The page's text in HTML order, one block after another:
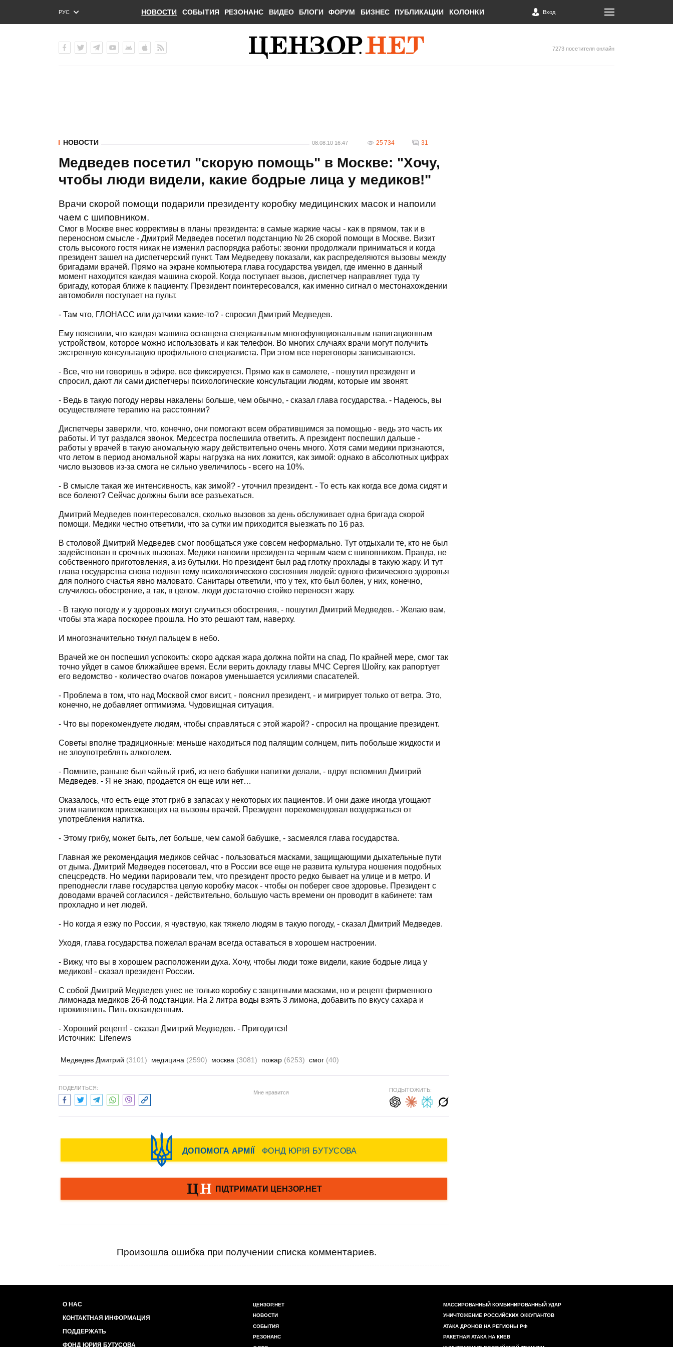
РУС
ENG
НОВОСТИ СОБЫТИЯ РЕЗОНАНС ВИДЕО БЛОГИ ФОРУМ БИЗНЕС ПУБЛИКАЦИИ КОЛОНКИ Вход
7273 посетителя онлайн
НОВОСТИ 08.08.10 16:47 25 734 31
Медведев посетил "скорую помощь" в Москве: "Хочу,
чтобы люди видели, какие бодрые лица у медиков!"
Врачи скорой помощи подарили президенту коробку медицинских масок и напоили
чаем с шиповником.
Смог в Москве внес коррективы в планы президента: в самые жаркие часы - как в прямом, так и в
переносном смысле - Дмитрий Медведев посетил подстанцию № 26 скорой помощи в Москве. Визит
столь высокого гостя никак не изменил распорядка работы: звонки продолжали приниматься и когда
президент зашел на диспетчерский пункт. Там Медведеву показали, как распределяются вызовы между
бригадами врачей. Прямо на экране компьютера глава государства увидел, где именно в данный
момент находится каждая машина скорой. Когда поступает вызов, диспетчер направляет туда ту
бригаду, которая ближе к пациенту. Президент поинтересовался, как именно сигнал о местонахождении
автомобиля поступает на пульт.
- Там что, ГЛОНАСС или датчики какие-то? - спросил Дмитрий Медведев.
Ему пояснили, что каждая машина оснащена специальным многофункциональным навигационным
устройством, которое можно использовать и как телефон. Во многих случаях врачи могут получить
экстренную консультацию профильного специалиста. При этом все переговоры записываются.
- Все, что ни говоришь в эфире, все фиксируется. Прямо как в самолете, - пошутил президент и
спросил, дают ли сами диспетчеры психологические консультации людям, которые им звонят.
- Ведь в такую погоду нервы накалены больше, чем обычно, - сказал глава государства. - Надеюсь, вы
осуществляете терапию на расстоянии?
Диспетчеры заверили, что, конечно, они помогают всем обратившимся за помощью - ведь это часть их
работы. И тут раздался звонок. Медсестра поспешила ответить. А президент поспешил дальше -
работы у врачей в такую аномальную жару действительно очень много. Хотя сами медики признаются,
что летом в период аномальной жары нагрузка на них ложится, как зимой: однако в абсолютных цифрах
число вызовов из-за смога не сильно увеличилось - всего на 10%.
- В смысле такая же интенсивность, как зимой? - уточнил президент. - То есть как когда все дома сидят и
все болеют? Сейчас должны были все разъехаться.
Дмитрий Медведев поинтересовался, сколько вызовов за день обслуживает одна бригада скорой
помощи. Медики честно ответили, что за сутки им приходится выезжать по 16 раз.
В столовой Дмитрий Медведев смог пообщаться уже совсем неформально. Тут отдыхали те, кто не был
задействован в срочных вызовах. Медики напоили президента черным чаем с шиповником. Правда, не
собственного приготовления, а из бутылки. Но президент был рад глотку прохлады в такую жару. И тут
глава государства снова поднял тему психологического состояния людей: одного физического здоровья
для полного счастья явно маловато. Санитары ответили, что у тех, кто был болен, у них, конечно,
случилось обострение, а так, в целом, люди достаточно стойко переносят жару.
- В такую погоду и у здоровых могут случиться обострения, - пошутил Дмитрий Медведев. - Желаю вам,
чтобы эта жара поскорее прошла. Но это решают там, наверху.
И многозначительно ткнул пальцем в небо.
Врачей же он поспешил успокоить: скоро адская жара должна пойти на спад. По крайней мере, смог так
точно уйдет в самое ближайшее время. Если верить докладу главы МЧС Сергея Шойгу, как рапортует
его ведомство - количество очагов пожаров уменьшается усилиями спасателей.
- Проблема в том, что над Москвой смог висит, - пояснил президент, - и мигрирует только от ветра. Это,
конечно, не добавляет оптимизма. Чудовищная ситуация.
- Что вы порекомендуете людям, чтобы справляться с этой жарой? - спросил на прощание президент.
Советы вполне традиционные: меньше находиться под палящим солнцем, пить побольше жидкости и
не злоупотреблять алкоголем.
- Помните, раньше был чайный гриб, из него бабушки напитки делали, - вдруг вспомнил Дмитрий
Медведев. - Я не знаю, продается он еще или нет…
Оказалось, что есть еще этот гриб в запасах у некоторых их пациентов. И они даже иногда угощают
этим напитком приезжающих на вызовы врачей. Президент порекомендовал воздержаться от
употребления напитка.
- Этому грибу, может быть, лет больше, чем самой бабушке, - засмеялся глава государства.
Главная же рекомендация медиков сейчас - пользоваться масками, защищающими дыхательные пути
от дыма. Дмитрий Медведев посетовал, что в России все еще не развита культура ношения подобных
спецсредств. Но медики парировали тем, что президент просто редко бывает на улице и в метро. И
преподнесли главе государства целую коробку масок - чтобы он поберег свое здоровье. Президент с
доводами врачей согласился - действительно, большую часть времени он проводит в кабинете: там
прохладно и нет людей.
- Но когда я езжу по России, я чувствую, как тяжело людям в такую погоду, - сказал Дмитрий Медведев.
Уходя, глава государства пожелал врачам всегда оставаться в хорошем настроении.
- Вижу, что вы в хорошем расположении духа. Хочу, чтобы люди тоже видели, какие бодрые лица у
медиков! - сказал президент России.
С собой Дмитрий Медведев унес не только коробку с защитными масками, но и рецепт фирменного
лимонада медиков 26-й подстанции. На 2 литра воды взять 3 лимона, добавить по вкусу сахара и
прокипятить. Пить охлажденным.
- Хороший рецепт! - сказал Дмитрий Медведев. - Пригодится!
Источник:
Lifenews
Медведев Дмитрий (3101) медицина (2590) москва (3081) пожар (6253) смог (40)
ПОДЕЛИТЬСЯ:
Мне нравится ПОДЫТОЖИТЬ:
Произошла ошибка при получении списка комментариев.
О НАС
КОНТАКТНАЯ ИНФОРМАЦИЯ
ПОДДЕРЖАТЬ
ФОНД ЮРИЯ БУТУСОВА
ЦЕНЗОР.НЕТ
НОВОСТИ
СОБЫТИЯ
РЕЗОНАНС
МАССИРОВАННЫЙ КОМБИНИРОВАННЫЙ УДАР
УНИЧТОЖЕНИЕ РОССИЙСКИХ ОККУПАНТОВ
АТАКА ДРОНОВ НА РЕГИОНЫ РФ
РАКЕТНАЯ АТАКА НА КИЕВ